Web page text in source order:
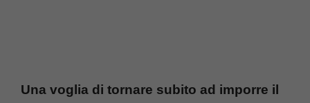
Una voglia di tornare subito ad imporre il